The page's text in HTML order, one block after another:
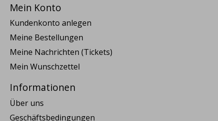
Mein Konto
Kundenkonto anlegen
Meine Bestellungen
Meine Nachrichten (Tickets)
Mein Wunschzettel
Informationen
Über uns
Geschäftsbedingungen